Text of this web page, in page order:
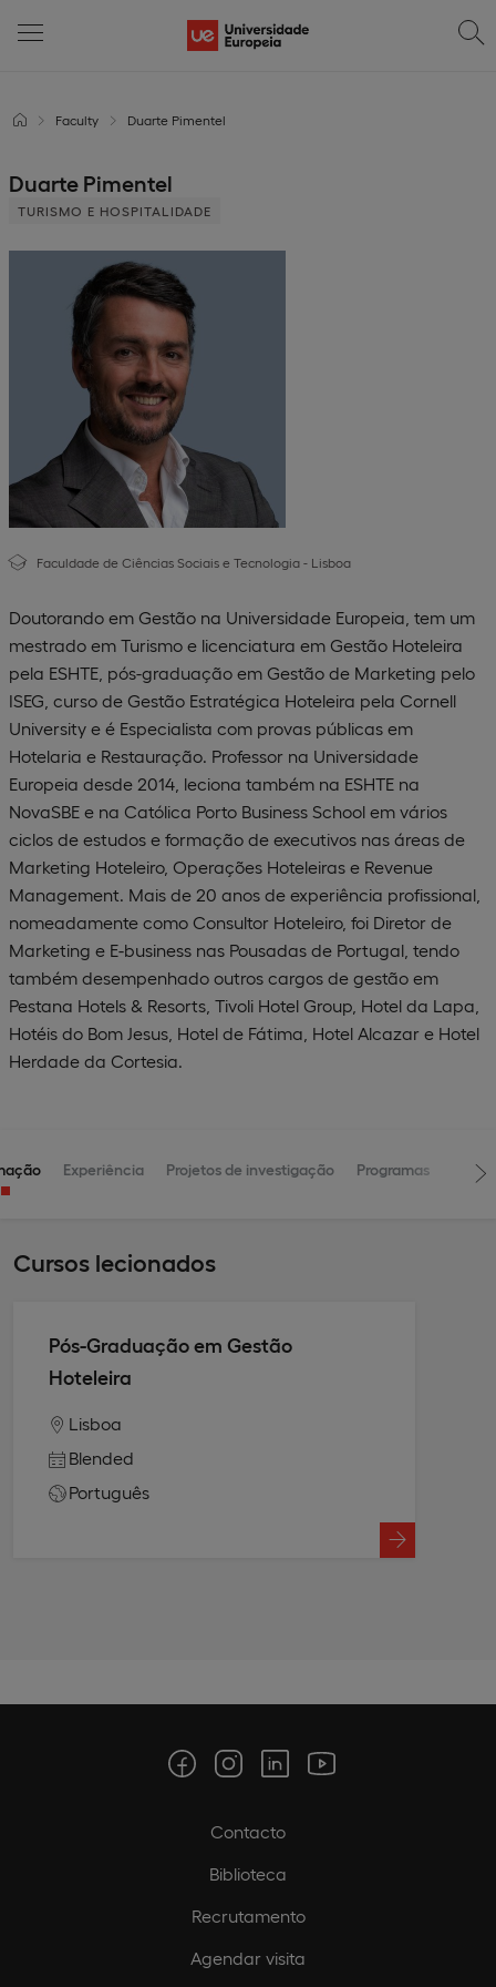
Faculty Duarte Pimentel
Faculdade de Ciências Sociais e Tecnologia - Lisboa
Doutorando em Gestão na Universidade Europeia, tem um
mestrado em Turismo e licenciatura em Gestão Hoteleira
pela ESHTE, pós-graduação em Gestão de Marketing pelo
ISEG, curso de Gestão Estratégica Hoteleira pela Cornell
University e é Especialista com provas públicas em
Hotelaria e Restauração. Professor na Universidade
Europeia desde 2014, leciona também na ESHTE na
NovaSBE e na Católica Porto Business School em vários
ciclos de estudos e formação de executivos nas áreas de
Marketing Hoteleiro, Operações Hoteleiras e Revenue
Management. Mais de 20 anos de experiência profissional,
nomeadamente como Consultor Hoteleiro, foi Diretor de
Marketing e E-business nas Pousadas de Portugal, tendo
também desempenhado outros cargos de gestão em
Pestana Hotels & Resorts, Tivoli Hotel Group, Hotel da Lapa,
Hotéis do Bom Jesus, Hotel de Fátima, Hotel Alcazar e Hotel
Herdade da Cortesia.
Duarte Pimentel
TURISMO E HOSPITALIDADE
Experiência Projetos de investigação Programas
Cursos lecionados
Pós-Graduação em Gestão
Hoteleira
Lisboa
Blended
Português
Contacto
Biblioteca
Recrutamento
Agendar visita